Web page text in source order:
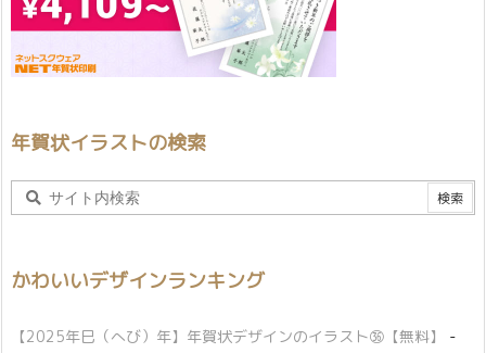
年賀状イラストの検索
かわいいデザインランキング
【2025年巳（へび）年】年賀状デザインのイラスト㊱【無料】
-